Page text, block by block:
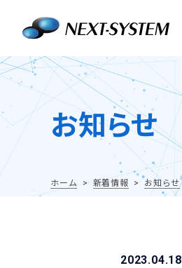
お知らせ
ホーム 新着情報 お知らせ
2023.04.18